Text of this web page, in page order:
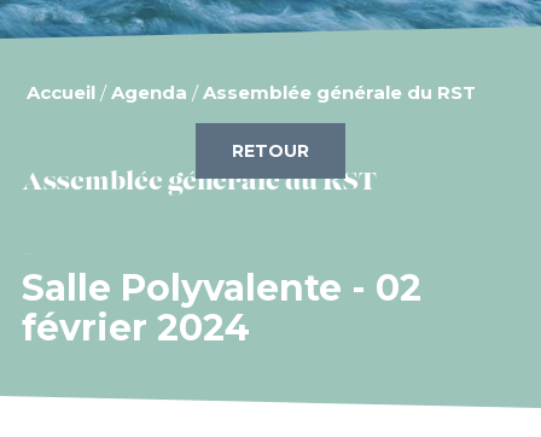
Accueil /Agenda /Assemblée générale du RST
RETOUR
Assemblée générale du RST
Salle Polyvalente - 02
février 2024